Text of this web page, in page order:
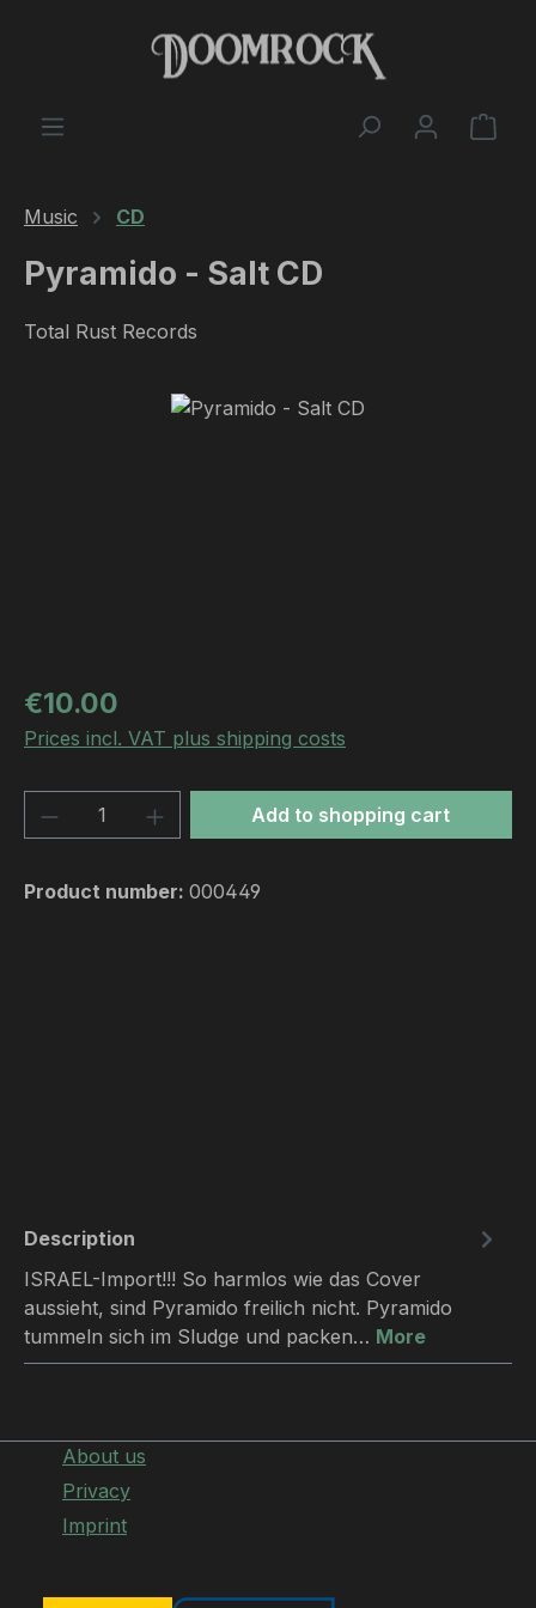
Skip to main content
Music CD
Pyramido - Salt CD
Total Rust Records
Skip image gallery
Regular price:
€10.00
Prices incl. VAT plus shipping costs
Product Quantity: Enter the desired
Add to shopping cart
Product number: 000449
Description
ISRAEL-Import!!! So harmlos wie das Cover
aussieht, sind Pyramido freilich nicht. Pyramido
tummeln sich im Sludge und packen… More
About us
Privacy
Imprint